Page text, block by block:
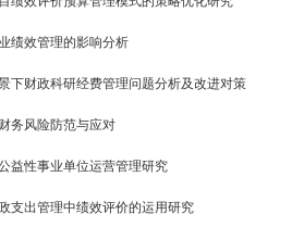
绩效管理的影响分析
下财政科研经费管理问题分析及改进对策
务风险防范与应对
益性事业单位运营管理研究
支出管理中绩效评价的运用研究